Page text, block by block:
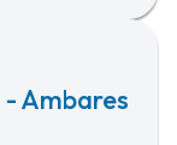
- Ambares